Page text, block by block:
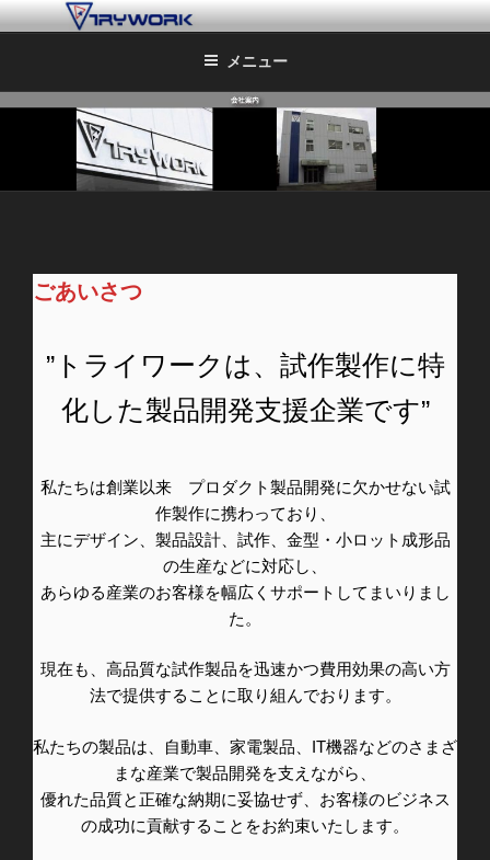
TRYWORK OFFICIAL SITE
メニュー
ごあいさつ
”トライワークは、試作製作に特
化した製品開発支援企業です”
私たちは創業以来 プロダクト製品開発に欠かせない試
作製作に携わっており、
主にデザイン、製品設計、試作、金型・小ロット成形品
の生産などに対応し、
あらゆる産業のお客様を幅広くサポートしてまいりまし
た。
現在も、高品質な試作製品を迅速かつ費用効果の高い方
法で提供することに取り組んでおります。
私たちの製品は、自動車、家電製品、IT機器などのさまざ
まな産業で製品開発を支えながら、
優れた品質と正確な納期に妥協せず、お客様のビジネス
の成功に貢献することをお約束いたします。